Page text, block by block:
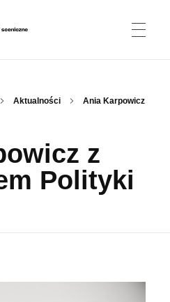
Aktualności
Ania Karpowicz
z
Polityki